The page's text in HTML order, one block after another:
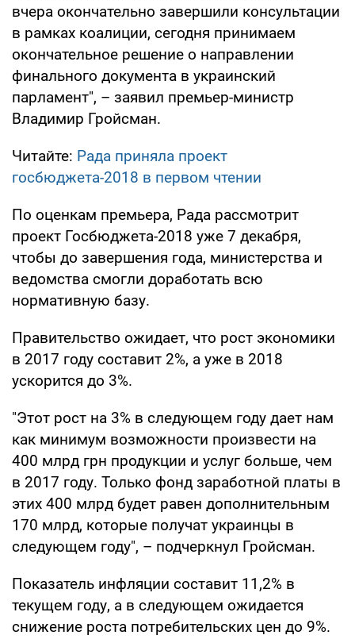
вчера окончательно завершили консультации
в рамках коалиции, сегодня принимаем
окончательное решение о направлении
финального документа в украинский
парламент", – заявил премьер-министр
Владимир Гройсман.
Читайте: Рада приняла проект
госбюджета-2018 в первом чтении
По оценкам премьера, Рада рассмотрит
проект Госбюджета-2018 уже 7 декабря,
чтобы до завершения года, министерства и
ведомства смогли доработать всю
нормативную базу.
Правительство ожидает, что рост экономики
в 2017 году составит 2%, а уже в 2018
ускорится до 3%.
"Этот рост на 3% в следующем году дает нам
как минимум возможности произвести на
400 млрд грн продукции и услуг больше, чем
в 2017 году. Только фонд заработной платы в
этих 400 млрд будет равен дополнительным
170 млрд, которые получат украинцы в
следующем году", – подчеркнул Гройсман.
Показатель инфляции составит 11,2% в
текущем году, а в следующем ожидается
снижение роста потребительских цен до 9%.